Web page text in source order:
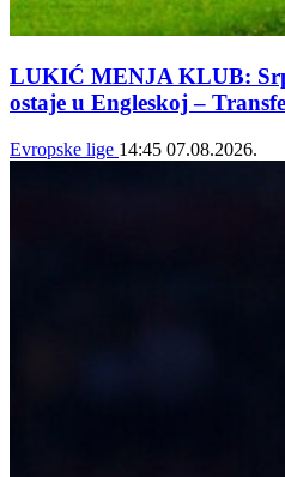
LUKIĆ MENJA KLUB:
ostaje u Engleskoj –
Evropske lige 14:45 07.08.2026.